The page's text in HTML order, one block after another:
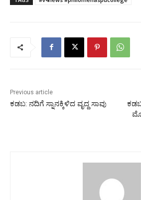
Previous article
ಕಡಬ: ನದಿಗೆ ಸ್ನಾನಕ್ಕಿಳಿದ ವೃದ್ದ ಸಾವು